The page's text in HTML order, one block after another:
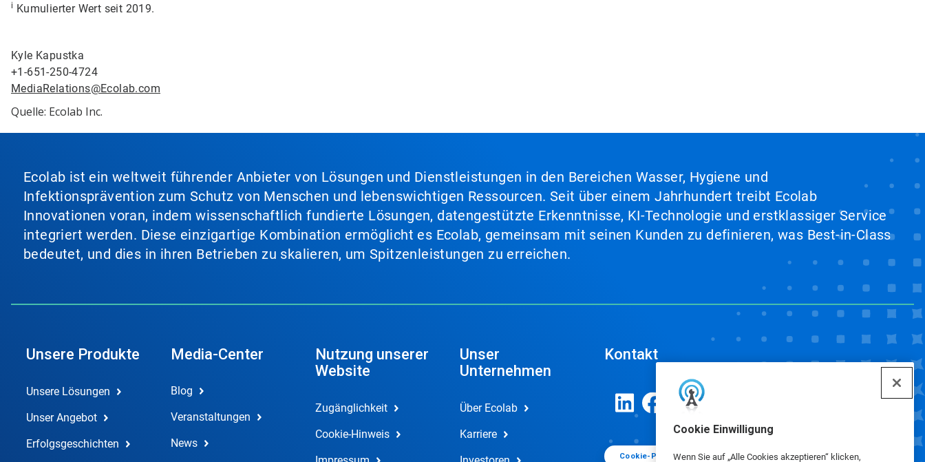
Cookie Einwilligung
Wenn Sie auf „Alle Cookies akzeptieren“ klicken,
i Kumulierter Wert seit 2019.
Kyle Kapustka
+1-651-250-4724
MediaRelations@Ecolab.com
Quelle: Ecolab Inc.
Ecolab ist ein weltweit führender Anbieter von Lösungen und Dienstleistungen in den Bereichen Wasser, Hygiene und
Infektionsprävention zum Schutz von Menschen und lebenswichtigen Ressourcen. Seit über einem Jahrhundert treibt Ecolab
Innovationen voran, indem wissenschaftlich fundierte Lösungen, datengestützte Erkenntnisse, KI-Technologie und erstklassiger Service
integriert werden. Diese einzigartige Kombination ermöglicht es Ecolab, gemeinsam mit seinen Kunden zu definieren, was Best-in-Class
bedeutet, und dies in ihren Betrieben zu skalieren, um Spitzenleistungen zu erreichen.
Unsere Produkte
Unsere Lösungen
Unser Angebot
Erfolgsgeschichten
Media-Center
Blog
Veranstaltungen
News
Nutzung unserer
Website
Zugänglichkeit
Cookie-Hinweis
Unser
Unternehmen
Über Ecolab
Karriere
Kontakt
Cookie-Präferenzen